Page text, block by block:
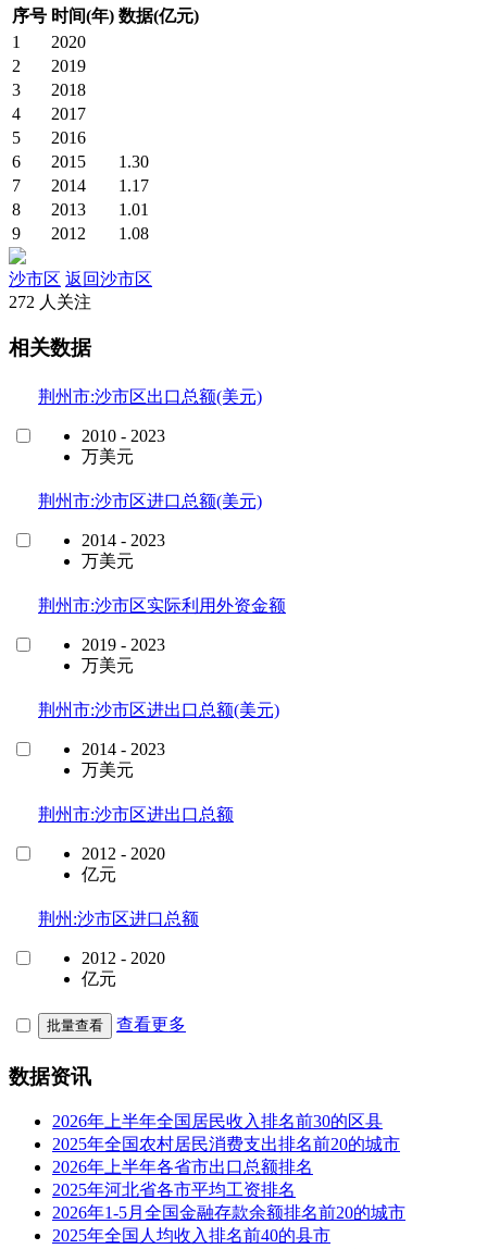
序号 时间(年) 数据(亿元)
1
2020
2
2019
3
2018
4
2017
5
2016
6
2015
1.30
7
2014
1.17
8
2013
1.01
9
2012 1.08
沙市区 返回沙市区
272 人关注
相关数据
荆州市:沙市区出口总额(美元)
2010 - 2023
万美元
荆州市:沙市区进口总额(美元)
2014 - 2023
万美元
荆州市:沙市区实际利用外资金额
2019 - 2023
万美元
荆州市:沙市区进出口总额(美元)
2014 - 2023
万美元
荆州市:沙市区进出口总额
2012 - 2020
亿元
荆州:沙市区进口总额
2012 - 2020
亿元
批量查看 查看更多
数据资讯
2026年上半年全国居民收入排名前30的区县
2025年全国农村居民消费支出排名前20的城市
2026年上半年各省市出口总额排名
2025年河北省各市平均工资排名
2026年1-5月全国金融存款余额排名前20的城市
2025年全国人均收入排名前40的县市